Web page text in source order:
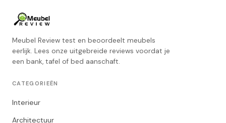
Meubel Review test en beoordeelt meubels
eerlijk. Lees onze uitgebreide reviews voordat je
een bank, tafel of bed aanschaft.
CATEGORIEËN
Interieur
Architectuur